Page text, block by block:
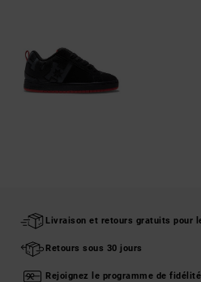
Livraison et retours gratuits pour
Retours sous 30 jours
Rejoignez le programme de fidélité